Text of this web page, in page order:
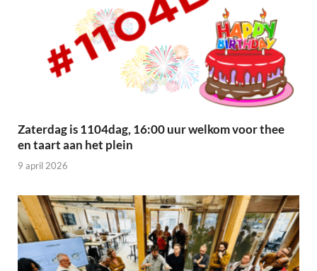
Zaterdag is 1104dag, 16:00 uur welkom voor thee
en taart aan het plein
9 april 2026